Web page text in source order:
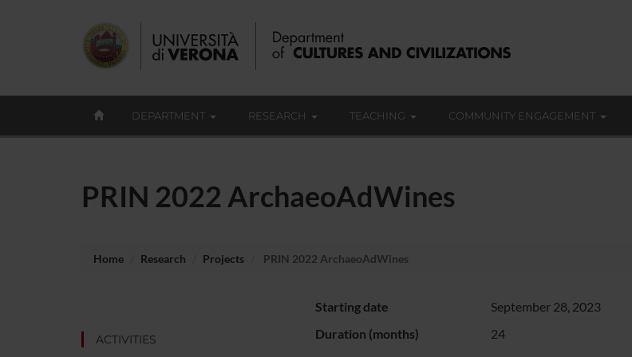
DEPARTMENT RESEARCH TEACHING COMMUNITY ENGAGEMENT
PRIN 2022 ArchaeoAdWines
Home Research Projects PRIN 2022 ArchaeoAdWines
ACTIVITIES
Starting date
September 28, 2023
Duration (months)
24